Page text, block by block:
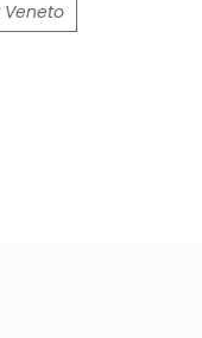
Veneto